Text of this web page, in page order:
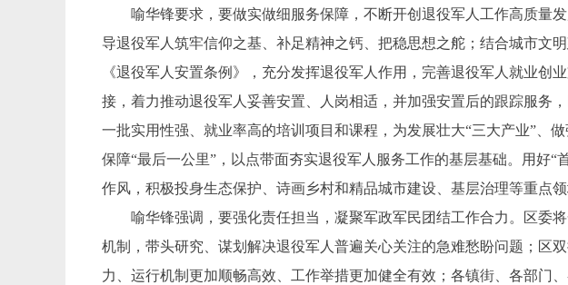
喻华锋要求，要做实做细服务保障，不断开创退役军人工作高质量发
导退役军人筑牢信仰之基、补足精神之钙、把稳思想之舵；结合城市文
《退役军人安置条例》，充分发挥退役军人作用，完善退役军人就业
接，着力推动退役军人妥善安置、人岗相适，并加强安置后的跟踪服务
一批实用性强、就业率高的培训项目和课程，为发展壮大“三大产业”、
保障“最后一公里”，以点带面夯实退役军人服务工作的基层基础。用好
作风，积极投身生态保护、诗画乡村和精品城市建设、基层治理等重点
喻华锋强调，要强化责任担当，凝聚军政军民团结工作合力。区委将
机制，带头研究、谋划解决退役军人普遍关心关注的急难愁盼问题；区
力、运行机制更加顺畅高效、工作举措更加健全有效；各镇街、各部门